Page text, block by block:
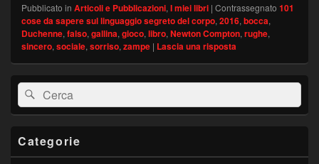
Pubblicato in Articoli e Pubblicazioni, I miei libri | Contrassegnato 101
cose da sapere sul linguaggio segreto del corpo, 2016, bocca,
Duchenne, falso, gallina, gioco, libro, Newton Compton, rughe,
sincero, sociale, sorriso, zampe | Lascia una risposta
Area
widget
barra
laterale
Cerca: Cerca
Categorie